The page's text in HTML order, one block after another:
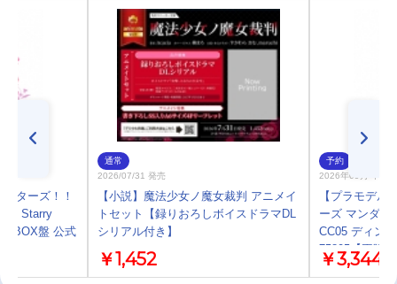
ターズ！！
Starry
- BOX盤 公式
通常
2026/07/31 発売
【小説】魔法少女ノ魔女裁判 アニメイ
トセット【録りおろしボイスドラマDL
シリアル付き】
￥1,452
予約
2026年09月 中 発
【プラモデル
ーズ マンダロ
CC05 ディン
75805【再販】
￥3,344